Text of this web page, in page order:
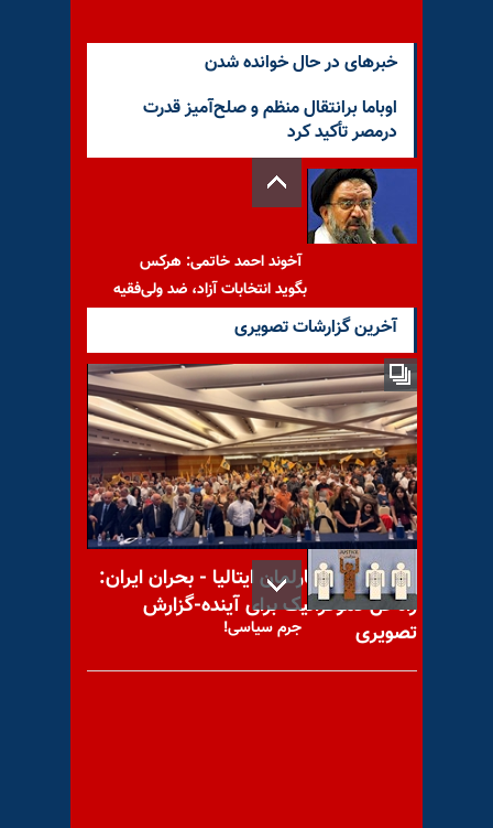
خبرهای در حال خوانده شدن
اوباما برانتقال منظم و صلح‌آمیز قدرت
درمصر تأکید کرد
آخوند احمد خاتمی: هرکس
بگوید انتخابات آزاد، ضد ولی‌فقیه
است
برملا شدن عملیات مأموران
مخفی رژیم برای نفوذ در رسانه‌ها
و بدنام
جرم سیاسی!
آخرین گزارشات تصویری
کنفرانس در پارلمان ایتالیا - بحران ایران:
راه‌حل دموکراتیک برای آینده-گزارش
تصویری